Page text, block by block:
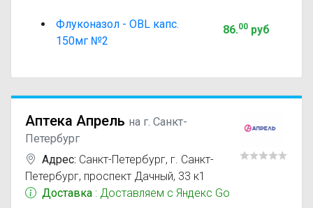
Флуконазол - OBL капс.
150мг №2
86.00руб
Аптека Апрель на г. Санкт-
Петербург
Адрес: Санкт-Петербург, г. Санкт-
Петербург, проспект Дачный, 33 к1
Доставка : Доставляем с Яндекс Go